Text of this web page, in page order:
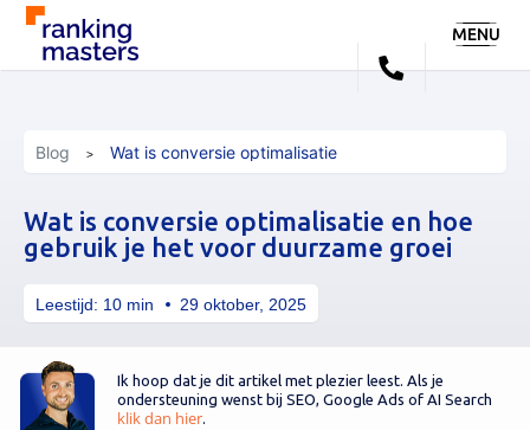
MENU
Blog Wat is conversie optimalisatie
Leestijd: 10 min 29 oktober, 2025
Wat is conversie optimalisatie en hoe
gebruik je het voor duurzame groei
Ik hoop dat je dit artikel met plezier leest. Als je
ondersteuning wenst bij SEO, Google Ads of AI Search
klik dan hier